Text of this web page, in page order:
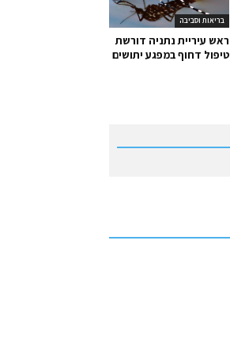
בריאות וסביבה
ראש עיריית נתניה דורשת
טיפול דחוף במפגע יתושים